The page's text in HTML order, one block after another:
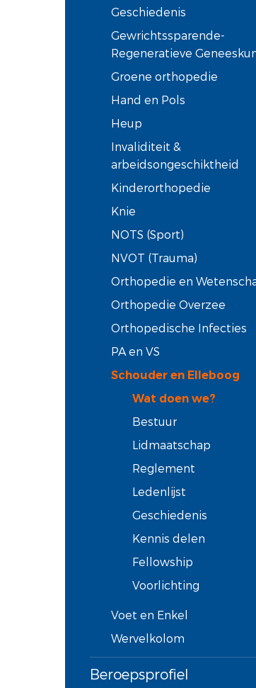
Geschiedenis
Gewrichtssparende-
Regeneratieve
Groene orthopedie
Hand en Pols
Heup
Invaliditeit &
arbeidsongeschiktheid
Kinderorthopedie
Knie
NOTS (Sport)
NVOT (Trauma)
Orthopedie en
Orthopedie Overzee
Orthopedische Infecties
PA en VS
Schouder en Elleboog
Wat doen we?
Bestuur
Lidmaatschap
Reglement
Ledenlijst
Geschiedenis
Kennis delen
Fellowship
Voorlichting
Voet en Enkel
Wervelkolom
Beroepsprofiel